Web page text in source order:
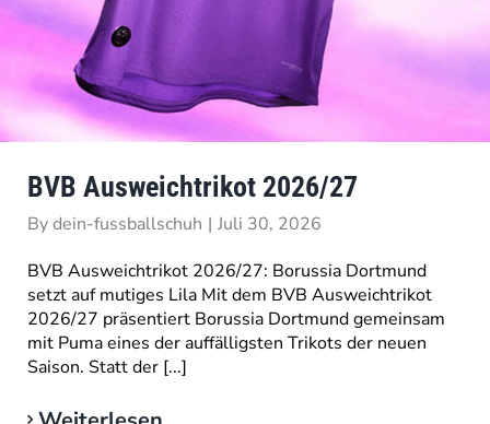
BVB Ausweichtrikot 2026/27
Bydein-fussballschuh | Juli 30, 2026
BVB Ausweichtrikot 2026/27: Borussia Dortmund
setzt auf mutiges Lila Mit dem BVB Ausweichtrikot
2026/27 präsentiert Borussia Dortmund gemeinsam
mit Puma eines der auffälligsten Trikots der neuen
Saison. Statt der [...]